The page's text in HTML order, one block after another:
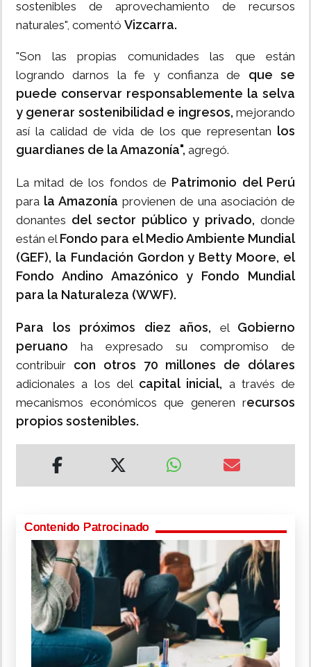
sostenibles de aprovechamiento de recursos
naturales", comentó Vizcarra.
"Son las propias comunidades las que están
logrando darnos la fe y confianza de que se
puede conservar responsablemente la selva
y generar sostenibilidad e ingresos, mejorando
así la calidad de vida de los que representan los
guardianes de la Amazonía", agregó.
La mitad de los fondos de Patrimonio del Perú
para la Amazonía provienen de una asociación de
donantes del sector público y privado,donde
están el Fondo para el Medio Ambiente Mundial
(GEF), la Fundación Gordon y Betty Moore, el
Fondo Andino Amazónico y Fondo Mundial
para la Naturaleza (WWF).
Para los próximos diez años, el Gobierno
peruano ha expresado su compromiso de
contribuir con otros 70 millones de dólares
adicionales a los del capital inicial, a través de
mecanismos económicos que generen recursos
propios sostenibles.
Contenido Patrocinado